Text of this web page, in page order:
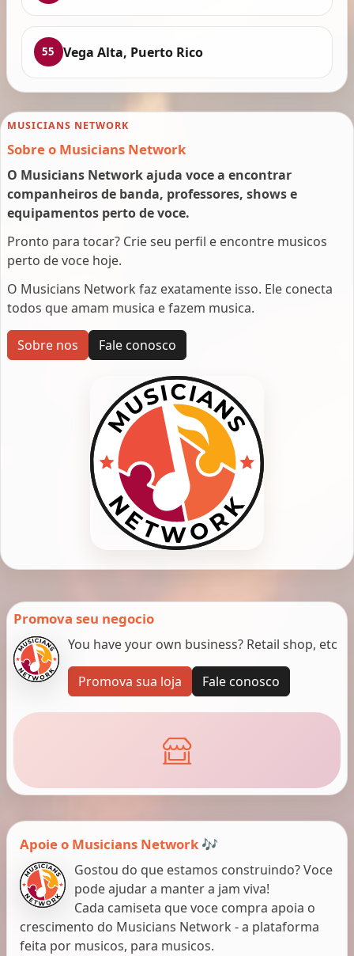
55 Vega Alta, Puerto Rico
MUSICIANS NETWORK
Sobre o Musicians Network
O Musicians Network ajuda voce a encontrar
companheiros de banda, professores, shows e
equipamentos perto de voce.
Pronto para tocar? Crie seu perfil e encontre musicos
perto de voce hoje.
O Musicians Network faz exatamente isso. Ele conecta
todos que amam musica e fazem musica.
Sobre nos Fale conosco
Promova seu negocio
You have your own business? Retail shop, etc
Promova sua loja Fale conosco
Apoie o Musicians Network 🎶
Gostou do que estamos construindo? Voce
pode ajudar a manter a jam viva!
Cada camiseta que voce compra apoia o
crescimento do Musicians Network - a plataforma
feita por musicos, para musicos.